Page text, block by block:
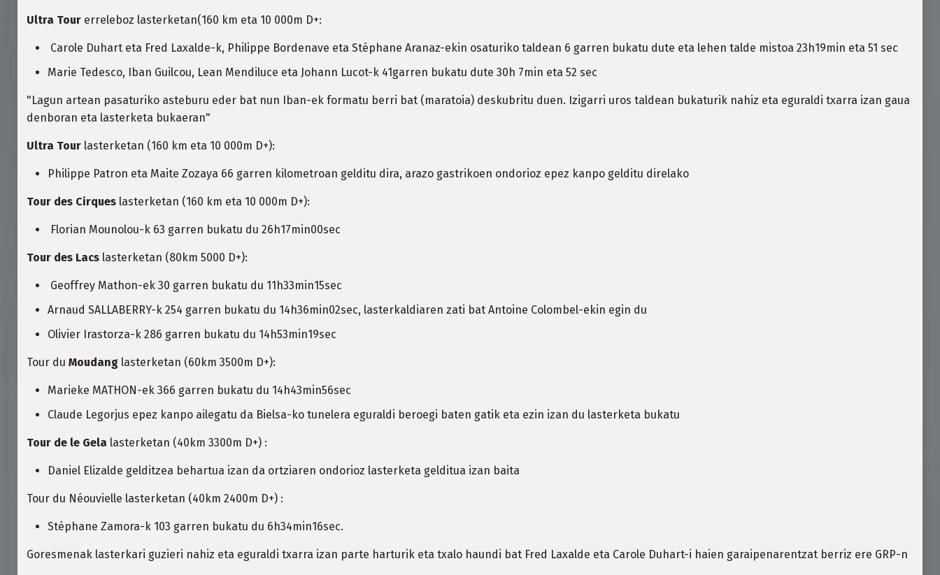
Ultra Tourerreleboz lasterketan(160 km eta 10 000m D+:
Carole Duhart eta Fred Laxalde-k, Philippe Bordenave eta Stéphane Aranaz-ekin osaturiko taldean 6 garren bukatu dute eta lehen talde mistoa 23h19min eta 51 sec
Marie Tedesco, Iban Guilcou, Lean Mendiluce eta Johann Lucot-k 41garren bukatu dute 30h 7min eta 52 sec
"Lagun artean pasaturiko asteburu eder bat nun Iban-ek formatu berri bat (maratoia) deskubritu duen. Izigarri uros taldean bukaturik nahiz eta eguraldi txarra izan gaua
denboran eta lasterketa bukaeran"
Ultra Tourlasterketan (160 km eta 10 000m D+):
Philippe Patron eta Maite Zozaya 66 garren kilometroan gelditu dira, arazo gastrikoen ondorioz epez kanpo gelditu direlako
Tour des Cirqueslasterketan (160 km eta 10 000m D+):
Florian Mounolou-k 63 garren bukatu du 26h17min00sec
Tour des Lacslasterketan (80km 5000 D+):
Geoffrey Mathon-ek 30 garren bukatu du 11h33min15sec
Arnaud SALLABERRY-k 254 garren bukatu du 14h36min02sec, lasterkaldiaren zati bat Antoine Colombel-ekin egin du
Olivier Irastorza-k 286 garren bukatu du 14h53min19sec
Tour du Moudanglasterketan (60km 3500m D+):
Marieke MATHON-ek 366 garren bukatu du 14h43min56sec
Claude Legorjus epez kanpo ailegatu da Bielsa-ko tunelera eguraldi beroegi baten gatik eta ezin izan du lasterketa bukatu
Tour de le Gela lasterketan (40km 3300m D+) :
Daniel Elizalde gelditzea behartua izan da ortziaren ondorioz lasterketa gelditua izan baita
Tour du Néouvielle lasterketan (40km 2400m D+) :
Stéphane Zamora-k 103 garren bukatu du 6h34min16sec.
Goresmenak lasterkari guzieri nahiz eta eguraldi txarra izan parte harturik eta txalo haundi bat Fred Laxalde eta Carole Duhart-i haien garaipenarentzat berriz ere GRP-n